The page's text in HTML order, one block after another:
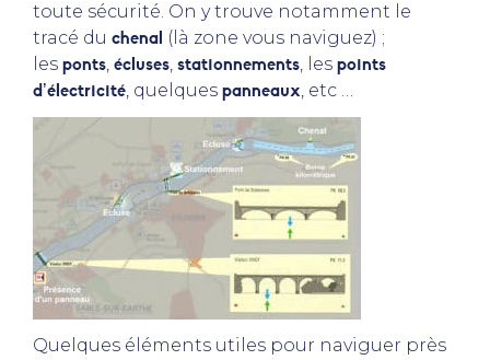
toute sécurité. On y trouve notamment le
tracé du chenal (là zone vous naviguez) ;
les ponts, écluses, stationnements, les points
d’électricité, quelques panneaux, etc …
Quelques éléments utiles pour naviguer près